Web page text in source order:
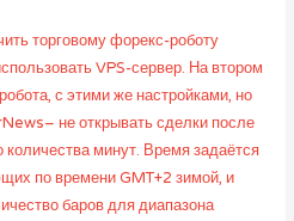
торговому форекс-роботу
VPS-сервер. На втором
с этими же настройками, но
не открывать сделки после
количества минут. Время задаётся
по времени GMT+2 зимой, и
баров для диапазона